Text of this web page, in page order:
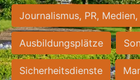
Journalismus, PR,
Ausbildungsplätze
Sicherheitsdienste